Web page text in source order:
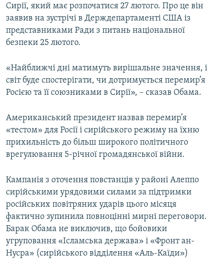
Сирії, який має розпочатися 27 лютого. Про це він
заявив на зустрічі в Держдепартаменті США із
представниками Ради з питань національної
безпеки 25 лютого.
«Найближчі дні матимуть вирішальне значення, і
світ буде спостерігати, чи дотримується перемир’я
Росією та її союзниками в Сирії», – сказав Обама.
Американський президент назвав перемир’я
«тестом» для Росії і сирійського режиму на їхню
прихильність до більш широкого політичного
врегулювання 5-річної громадянської війни.
Кампанія з оточення повстанців у районі Алеппо
сирійськими урядовими силами за підтримки
російських повітряних ударів цього місяця
фактично зупинила повноцінні мирні переговори.
Барак Обама не виключив, що бойовики
угруповання «Ісламська держава» і «Фронт ан-
Нусра» (сирійського відділення «Аль-Каїди»)